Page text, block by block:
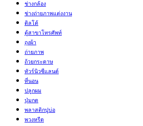
ช่างกล้อง
ช่างถ่ายภาพแต่งงาน
ดิลโด้
ตู้สาขาโทรศัพท์
ถุงผ้า
ถ่ายภาพ
ถ้วยกระดาษ
ทัวร์นิวซีแลนด์
ที่นอน
ปลูกผม
ปุ่มกด
พลาสติกปูบ่อ
พวงหรีด